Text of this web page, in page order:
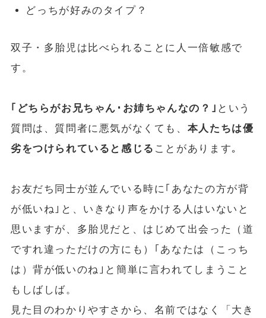
どっちが好みのタイプ？
双子・多胎児は比べられることに人一倍敏感で
す。
｢どちらがお兄ちゃん･お姉ちゃんなの？｣ という
質問は、質問者に悪気がなくても、 本⼈たちは優
劣をつけられていると感じる ことがあります｡
お友だち同士が並んでいる時に｢あなたの方が背
が低いね｣と、いきなり声をかける⼈はいないと
思いますが、多胎児だと、はじめて出会った（道
ですれ違っただけの方にも）｢あなたは（こっち
は）背が低いのね｣と簡単に⾔われてしまうこと
もしばしば。
見た目のわかりやすさから、名前ではなく「大き